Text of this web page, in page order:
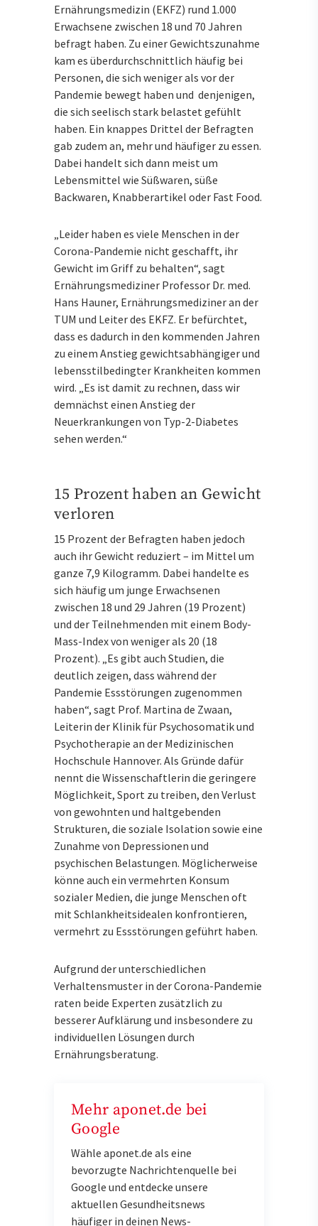
Ernährungsmedizin (EKFZ) rund 1.000
Erwachsene zwischen 18 und 70 Jahren
befragt haben. Zu einer Gewichtszunahme
kam es überdurchschnittlich häufig bei
Personen, die sich weniger als vor der
Pandemie bewegt haben und denjenigen,
die sich seelisch stark belastet gefühlt
haben. Ein knappes Drittel der Befragten
gab zudem an, mehr und häufiger zu essen.
Dabei handelt sich dann meist um
Lebensmittel wie Süßwaren, süße
Backwaren, Knabberartikel oder Fast Food.
„Leider haben es viele Menschen in der
Corona-Pandemie nicht geschafft, ihr
Gewicht im Griff zu behalten“, sagt
Ernährungsmediziner Professor Dr. med.
Hans Hauner, Ernährungsmediziner an der
TUM und Leiter des EKFZ. Er befürchtet,
dass es dadurch in den kommenden Jahren
zu einem Anstieg gewichtsabhängiger und
lebensstilbedingter Krankheiten kommen
wird. „Es ist damit zu rechnen, dass wir
demnächst einen Anstieg der
Neuerkrankungen von Typ-2-Diabetes
sehen werden.“
15 Prozent haben an Gewicht
verloren
15 Prozent der Befragten haben jedoch
auch ihr Gewicht reduziert – im Mittel um
ganze 7,9 Kilogramm. Dabei handelte es
sich häufig um junge Erwachsenen
zwischen 18 und 29 Jahren (19 Prozent)
und der Teilnehmenden mit einem Body-
Mass-Index von weniger als 20 (18
Prozent). „Es gibt auch Studien, die
deutlich zeigen, dass während der
Pandemie Essstörungen zugenommen
haben“, sagt Prof. Martina de Zwaan,
Leiterin der Klinik für Psychosomatik und
Psychotherapie an der Medizinischen
Hochschule Hannover. Als Gründe dafür
nennt die Wissenschaftlerin die geringere
Möglichkeit, Sport zu treiben, den Verlust
von gewohnten und haltgebenden
Strukturen, die soziale Isolation sowie eine
Zunahme von Depressionen und
psychischen Belastungen. Möglicherweise
könne auch ein vermehrten Konsum
sozialer Medien, die junge Menschen oft
mit Schlankheitsidealen konfrontieren,
vermehrt zu Essstörungen geführt haben.
Aufgrund der unterschiedlichen
Verhaltensmuster in der Corona-Pandemie
raten beide Experten zusätzlich zu
besserer Aufklärung und insbesondere zu
individuellen Lösungen durch
Ernährungsberatung.
Mehr aponet.de bei
Google
Wähle aponet.de als eine
bevorzugte Nachrichtenquelle bei
Google und entdecke unsere
aktuellen Gesundheitsnews
häufiger in deinen News-